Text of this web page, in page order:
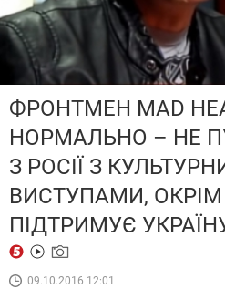
ФРОНТМЕН MAD
НОРМАЛЬНО – НЕ
З РОСІЇ З
ВИСТУПАМИ, ОКРІМ
ПІДТРИМУЄ
09.10.2016 12:01